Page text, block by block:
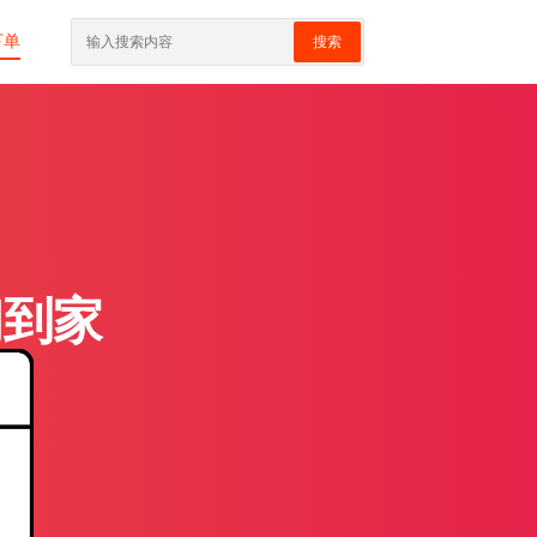
搜索
家